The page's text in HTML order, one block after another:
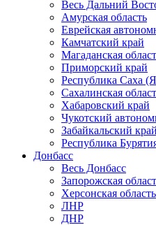
Весь Дальний
Амурская область
Еврейская
Камчатский край
Магаданская
Приморский край
Республика Саха
Сахалинская
Хабаровский край
Чукотский
Забайкальский край
Республика
Донбасс
Весь Донбасс
Запорожская
Херсонская область
ЛНР
ДНР